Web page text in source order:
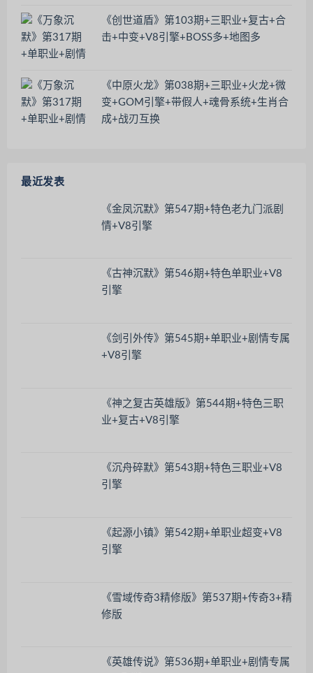
《创世道盾》第103期+三职业+复古+合
击+中变+V8引擎+BOSS多+地图多
《中原火龙》第038期+三职业+火龙+微
变+GOM引擎+带假人+魂骨系统+生肖合
成+战刃互换
最近发表
《金凤沉默》第547期+特色老九门派剧
情+V8引擎
《古神沉默》第546期+特色单职业+V8
引擎
《剑引外传》第545期+单职业+剧情专属
+V8引擎
《神之复古英雄版》第544期+特色三职
业+复古+V8引擎
《沉舟碎默》第543期+特色三职业+V8
引擎
《起源小镇》第542期+单职业超变+V8
引擎
《雪域传奇3精修版》第537期+传奇3+精
修版
《英雄传说》第536期+单职业+剧情专属